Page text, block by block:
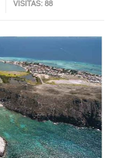
VISITAS: 88